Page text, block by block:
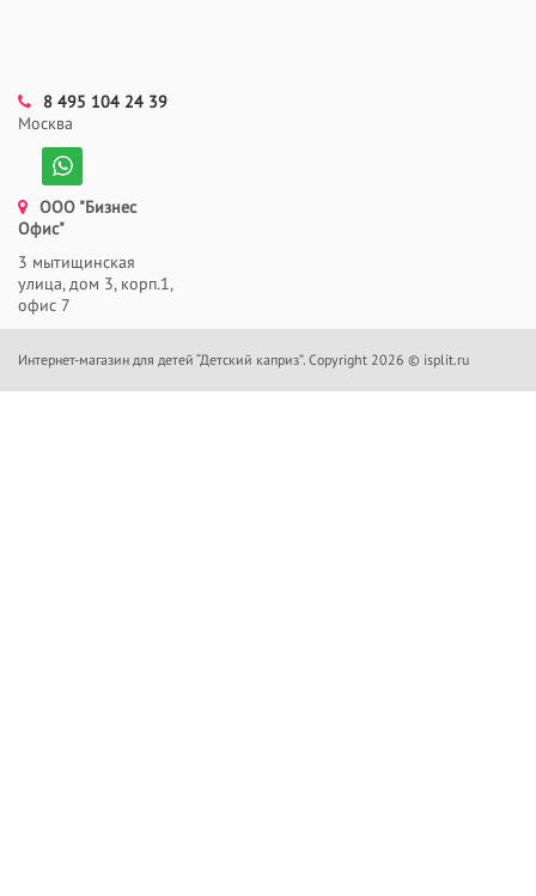
8 495 104 24 39
Москва
ООО "Бизнес
Офис"
3 мытищинская
улица, дом 3, корп.1,
офис 7
Интернет-магазин для детей “Детский каприз”. Copyright 2026 © isplit.ru